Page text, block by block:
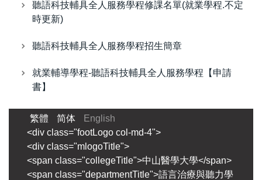
聽語科技輔具全人服務學程修課名單(就業學程.不定
時更新)
聽語科技輔具全人服務學程招生簡章
就業輔導學程-聽語科技輔具全人服務學程【申請
書】
繁體 简体
English
<div class="footLogo col-md-4">
<div class="mlogoTitle">
<span class="collegeTitle">中山醫學大學</span>
<span class="departmentTitle">語言治療與聽力學